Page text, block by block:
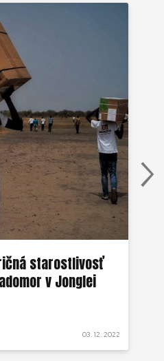
starostlivosť
v Jonglei
03. 12. 2022